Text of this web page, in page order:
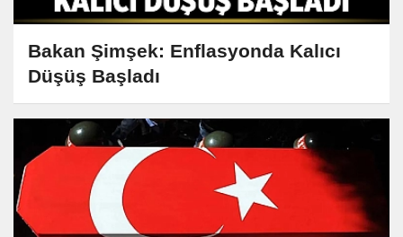
Bakan Şimşek: Enflasyonda Kalıcı
Düşüş Başladı